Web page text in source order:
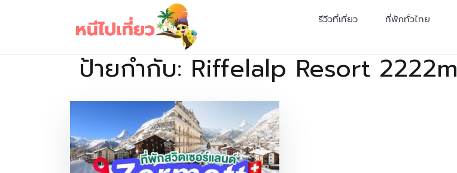
เว็บไซต์รวบรวมที่พัก ที่เที่ยว ที่กิน ไว้ในที่เดียว
รีวีวที่เที่ยว ที่พักทั่วไทย
ป้ายกำกับ: Riffelalp Resort 2222m